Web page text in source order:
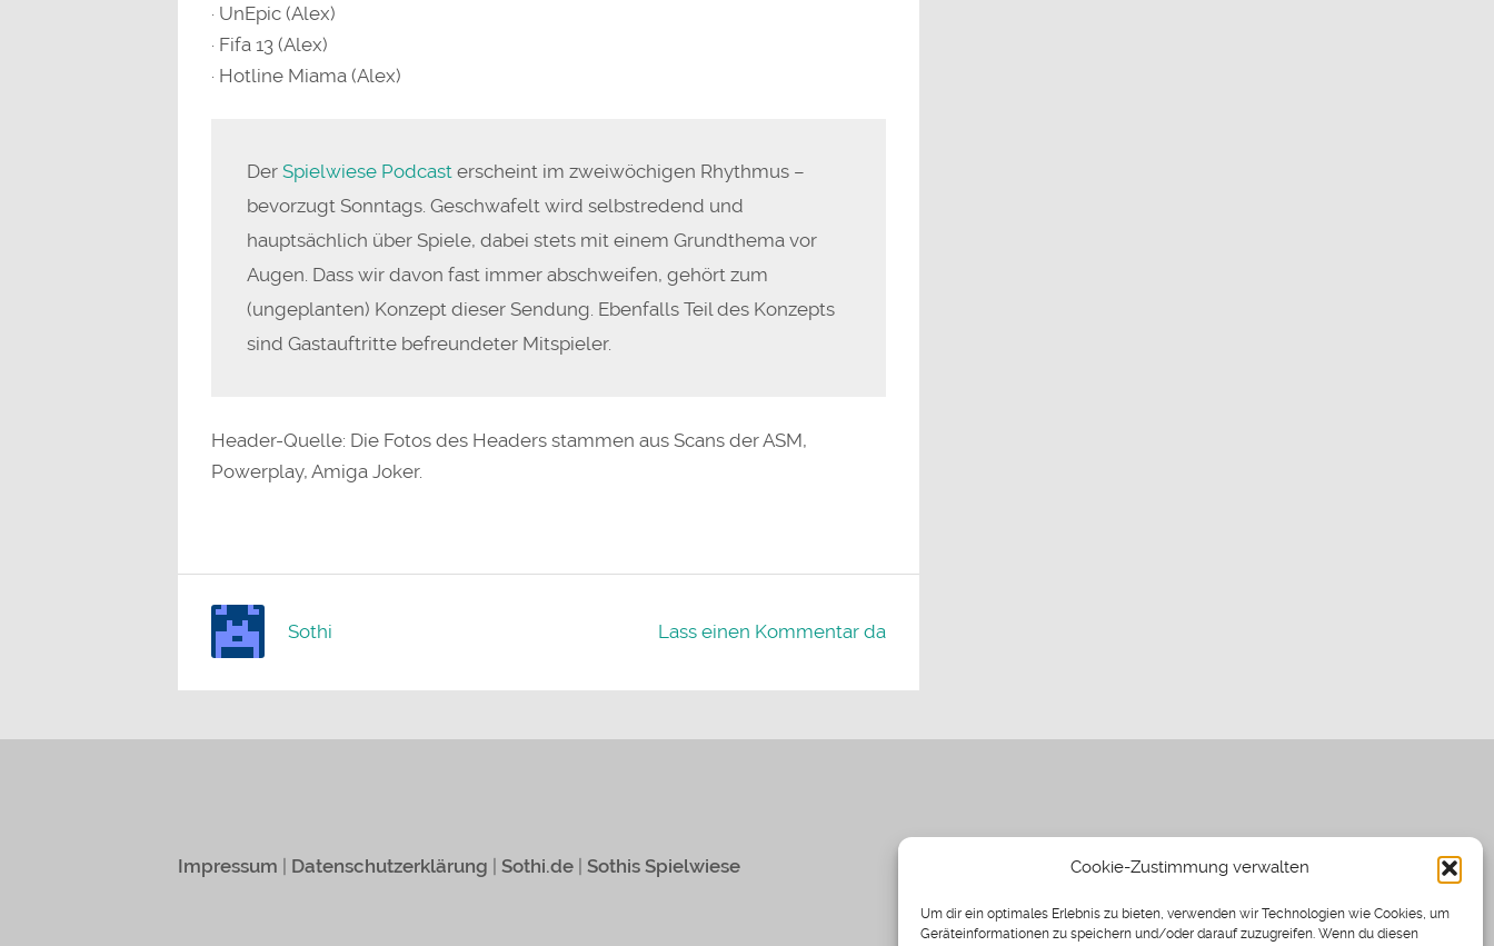
Cookie-Zustimmung verwalten
Um dir ein optimales Erlebnis zu bieten, verwenden wir Technologien wie Cookies, um
Geräteinformationen zu speichern und/oder darauf zuzugreifen. Wenn du diesen
· UnEpic (Alex)
· Fifa 13 (Alex)
· Hotline Miama (Alex)
Der Spielwiese Podcast erscheint im zweiwöchigen Rhythmus –
bevorzugt Sonntags. Geschwafelt wird selbstredend und
hauptsächlich über Spiele, dabei stets mit einem Grundthema vor
Augen. Dass wir davon fast immer abschweifen, gehört zum
(ungeplanten) Konzept dieser Sendung. Ebenfalls Teil des Konzepts
sind Gastauftritte befreundeter Mitspieler.
Header-Quelle: Die Fotos des Headers stammen aus Scans der ASM,
Powerplay, Amiga Joker.
Lass einen Kommentar da
Sothi
Impressum Datenschutzerklärung Sothi.de Sothis Spielwiese